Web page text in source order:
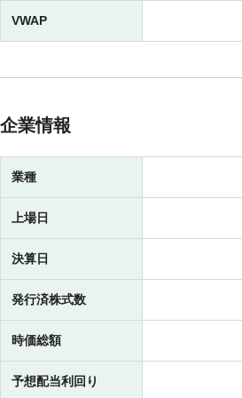
VWAP
企業情報
業種
上場日
決算日
発行済株式数
時価総額
予想配当利回り